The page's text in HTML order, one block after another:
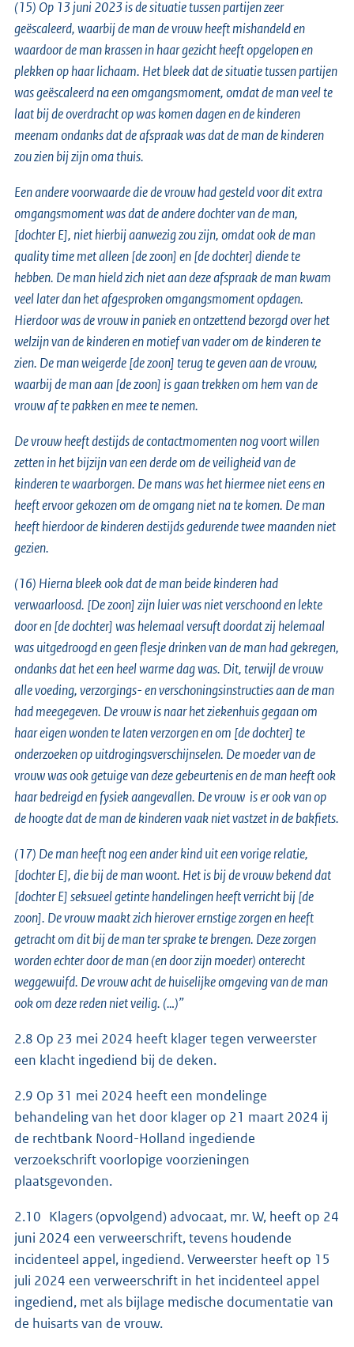
(15) Op 13 juni 2023 is de situatie tussen partijen zeer
geëscaleerd, waarbij de man de vrouw heeft mishandeld en
waardoor de man krassen in haar gezicht heeft opgelopen en
plekken op haar lichaam. Het bleek dat de situatie tussen partijen
was geëscaleerd na een omgangsmoment, omdat de man veel te
laat bij de overdracht op was komen dagen en de kinderen
meenam ondanks dat de afspraak was dat de man de kinderen
zou zien bij zijn oma thuis.
Een andere voorwaarde die de vrouw had gesteld voor dit extra
omgangsmoment was dat de andere dochter van de man,
[dochter E], niet hierbij aanwezig zou zijn, omdat ook de man
quality time met alleen [de zoon] en [de dochter] diende te
hebben. De man hield zich niet aan deze afspraak de man kwam
veel later dan het afgesproken omgangsmoment opdagen.
Hierdoor was de vrouw in paniek en ontzettend bezorgd over het
welzijn van de kinderen en motief van vader om de kinderen te
zien. De man weigerde [de zoon] terug te geven aan de vrouw,
waarbij de man aan [de zoon] is gaan trekken om hem van de
vrouw af te pakken en mee te nemen.
De vrouw heeft destijds de contactmomenten nog voort willen
zetten in het bijzijn van een derde om de veiligheid van de
kinderen te waarborgen. De mans was het hiermee niet eens en
heeft ervoor gekozen om de omgang niet na te komen. De man
heeft hierdoor de kinderen destijds gedurende twee maanden niet
gezien.
(16) Hierna bleek ook dat de man beide kinderen had
verwaarloosd. [De zoon] zijn luier was niet verschoond en lekte
door en [de dochter] was helemaal versuft doordat zij helemaal
was uitgedroogd en geen flesje drinken van de man had gekregen,
ondanks dat het een heel warme dag was. Dit, terwijl de vrouw
alle voeding, verzorgings- en verschoningsinstructies aan de man
had meegegeven. De vrouw is naar het ziekenhuis gegaan om
haar eigen wonden te laten verzorgen en om [de dochter] te
onderzoeken op uitdrogingsverschijnselen. De moeder van de
vrouw was ook getuige van deze gebeurtenis en de man heeft ook
haar bedreigd en fysiek aangevallen. De vrouw is er ook van op
de hoogte dat de man de kinderen vaak niet vastzet in de bakfiets.
(17) De man heeft nog een ander kind uit een vorige relatie,
[dochter E], die bij de man woont. Het is bij de vrouw bekend dat
[dochter E] seksueel getinte handelingen heeft verricht bij [de
zoon]. De vrouw maakt zich hierover ernstige zorgen en heeft
getracht om dit bij de man ter sprake te brengen. Deze zorgen
worden echter door de man (en door zijn moeder) onterecht
weggewuifd. De vrouw acht de huiselijke omgeving van de man
ook om deze reden niet veilig. (…)”
2.8 Op 23 mei 2024 heeft klager tegen verweerster
een klacht ingediend bij de deken.
2.9 Op 31 mei 2024 heeft een mondelinge
behandeling van het door klager op 21 maart 2024 ij
de rechtbank Noord-Holland ingediende
verzoekschrift voorlopige voorzieningen
plaatsgevonden.
2.10 Klagers (opvolgend) advocaat, mr. W, heeft op 24
juni 2024 een verweerschrift, tevens houdende
incidenteel appel, ingediend. Verweerster heeft op 15
juli 2024 een verweerschrift in het incidenteel appel
ingediend, met als bijlage medische documentatie van
de huisarts van de vrouw.